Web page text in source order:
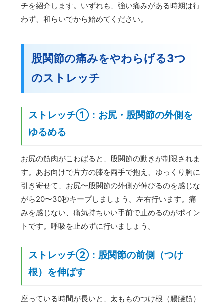
チを紹介します。いずれも、強い痛みがある時期は行
わず、和らいでから始めてください。
股関節の痛みをやわらげる3つ
のストレッチ
ストレッチ①：お尻・股関節の外側を
ゆるめる
お尻の筋肉がこわばると、股関節の動きが制限されま
す。あお向けで片方の膝を両手で抱え、ゆっくり胸に
引き寄せて、お尻〜股関節の外側が伸びるのを感じな
がら20〜30秒キープしましょう。左右行います。痛
みを感じない、痛気持ちいい手前で止めるのがポイン
トです。呼吸を止めずに行いましょう。
ストレッチ②：股関節の前側（つけ
根）を伸ばす
座っている時間が長いと、太もものつけ根（腸腰筋）